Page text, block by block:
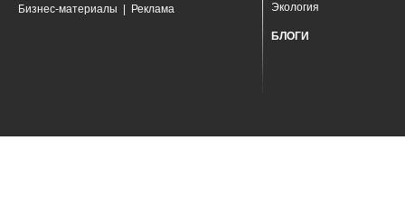
Бизнес-материалы Реклама
Экология
БЛОГИ